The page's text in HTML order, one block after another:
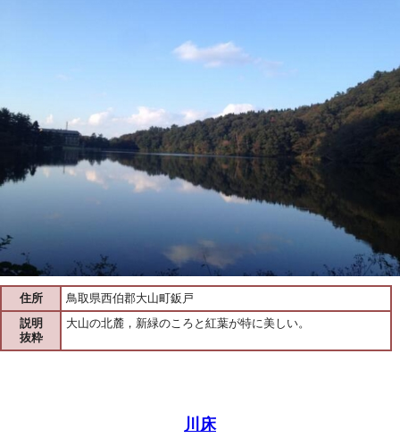
住所
鳥取県西伯郡大山町鈑戸
説明
抜粋
大山の北麓，新緑のころと紅葉が特に美しい。
川床